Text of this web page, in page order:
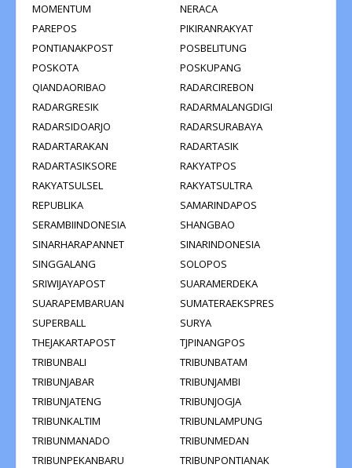
MOMENTUM
NERACA
PAREPOS
PIKIRANRAKYAT
PONTIANAKPOST
POSBELITUNG
POSKOTA
POSKUPANG
QIANDAORIBAO
RADARCIREBON
RADARGRESIK
RADARMALANGDIGI
RADARSIDOARJO
RADARSURABAYA
RADARTARAKAN
RADARTASIK
RADARTASIKSORE
RAKYATPOS
RAKYATSULSEL
RAKYATSULTRA
REPUBLIKA
SAMARINDAPOS
SERAMBIINDONESIA
SHANGBAO
SINARHARAPANNET
SINARINDONESIA
SINGGALANG
SOLOPOS
SRIWIJAYAPOST
SUARAMERDEKA
SUARAPEMBARUAN
SUMATERAEKSPRES
SUPERBALL
SURYA
THEJAKARTAPOST
TJPINANGPOS
TRIBUNBALI
TRIBUNBATAM
TRIBUNJABAR
TRIBUNJAMBI
TRIBUNJATENG
TRIBUNJOGJA
TRIBUNKALTIM
TRIBUNLAMPUNG
TRIBUNMANADO
TRIBUNMEDAN
TRIBUNPEKANBARU
TRIBUNPONTIANAK